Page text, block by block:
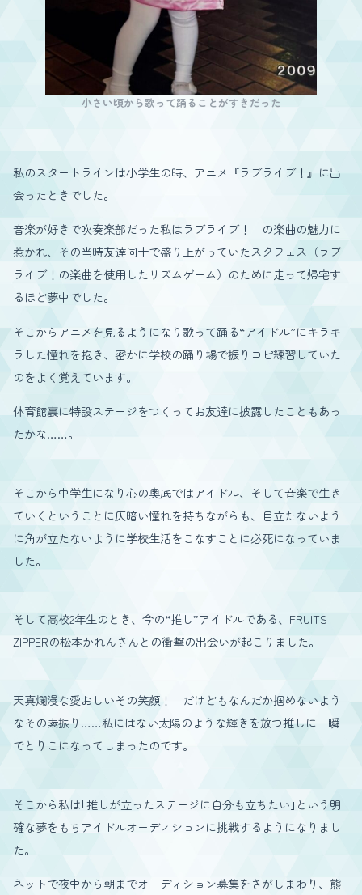
小さい頃から歌って踊ることがすきだった
私のスタートラインは小学生の時、アニメ『ラブライブ！』に出
会ったときでした。
音楽が好きで吹奏楽部だった私はラブライブ！ の楽曲の魅力に
惹かれ、その当時友達同士で盛り上がっていたスクフェス（ラブ
ライブ！の楽曲を使用したリズムゲーム）のために走って帰宅す
るほど夢中でした。
そこからアニメを見るようになり歌って踊る“アイドル”にキラキ
ラした憧れを抱き、密かに学校の踊り場で振りコピ練習していた
のをよく覚えています。
体育館裏に特設ステージをつくってお友達に披露したこともあっ
たかな……。
そこから中学生になり心の奥底ではアイドル、そして音楽で生き
ていくということに仄暗い憧れを持ちながらも、目立たないよう
に角が立たないように学校生活をこなすことに必死になっていま
した。
そして高校2年生のとき、今の“推し”アイドルである、FRUITS
ZIPPERの松本かれんさんとの衝撃の出会いが起こりました。
天真爛漫な愛おしいその笑顔！ だけどもなんだか掴めないよう
なその素振り……私にはない太陽のような輝きを放つ推しに一瞬
でとりこになってしまったのです。
そこから私は｢推しが立ったステージに自分も立ちたい｣という明
確な夢をもちアイドルオーディションに挑戦するようになりまし
た。
ネットで夜中から朝までオーディション募集をさがしまわり、熊